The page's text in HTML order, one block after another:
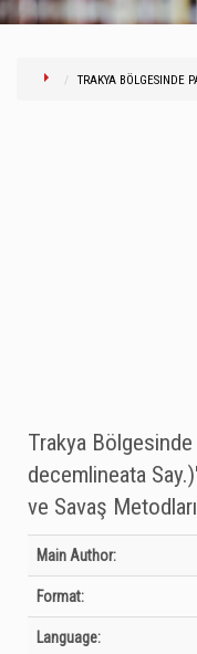
TRAKYA BÖLGESINDE
Trakya
decemlineata
ve Savaş
Bibliographic Details
Main Author:
Format:
Language: